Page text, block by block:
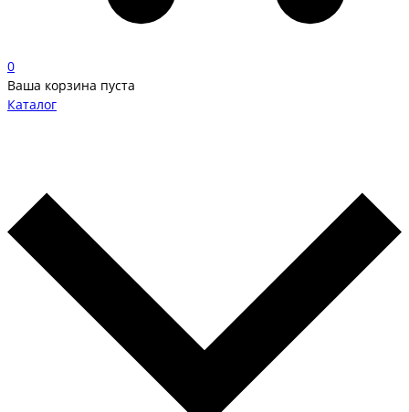
0
Ваша корзина пуста
Каталог